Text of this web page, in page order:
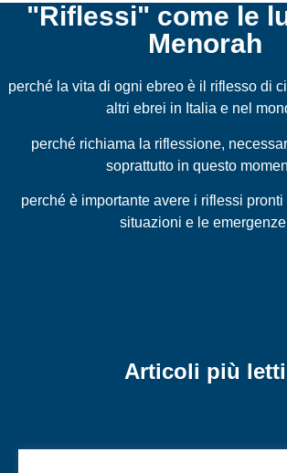
"Riflessi" come le
Menorah
perché la vita di ogni ebreo è il riflesso di
altri ebrei in Italia e nel
perché richiama la riflessione,
soprattutto in questo
perché è importante avere i riflessi
situazioni e le
Articoli più letti